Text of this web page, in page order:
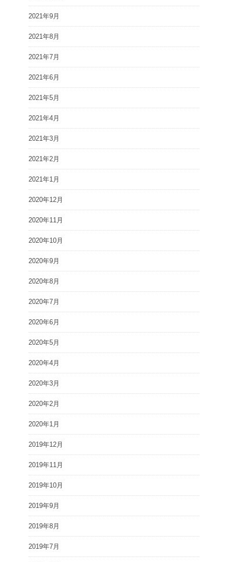
2021年9月
2021年8月
2021年7月
2021年6月
2021年5月
2021年4月
2021年3月
2021年2月
2021年1月
2020年12月
2020年11月
2020年10月
2020年9月
2020年8月
2020年7月
2020年6月
2020年5月
2020年4月
2020年3月
2020年2月
2020年1月
2019年12月
2019年11月
2019年10月
2019年9月
2019年8月
2019年7月